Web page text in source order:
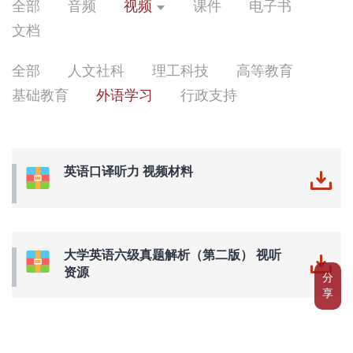
分
享
全部 音频 视频 课件
电子书
文档
全部 人文社科 理工科技
高等教育
基础教育
外语学习 行政支持
英语口译听力 视频材料
大学英语六级真题解析（第二版） 视听
资源